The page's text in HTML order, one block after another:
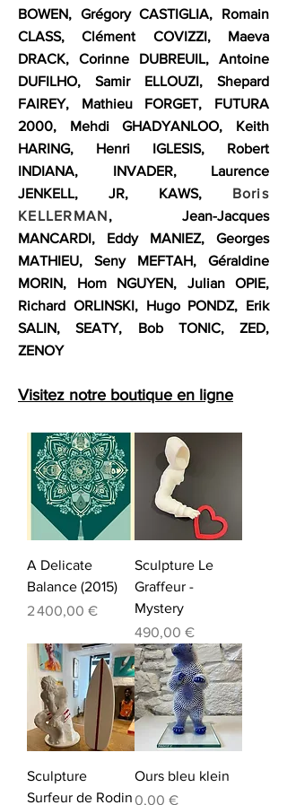
BOWEN, Grégory CASTIGLIA, Romain
CLASS,Clément COVIZZI, Maeva
DRACK, Corinne DUBREUIL, Antoine
DUFILHO, Samir ELLOUZI, Shepard
FAIREY, Mathieu FORGET, FUTURA
2000, Mehdi GHADYANLOO, Keith
HARING, Henri IGLESIS, Robert
INDIANA, INVADER, Laurence
JENKELL, JR, KAWS, Boris
KELLERMAN, Jean-Jacques
MANCARDI, Eddy MANIEZ, Georges
MATHIEU, Seny MEFTAH, Géraldine
MORIN, Hom NGUYEN, Julian OPIE,
Richard ORLINSKI, Hugo PONDZ, Erik
SALIN,SEATY, Bob TONIC, ZED,
ZENOY
Visitez notre boutique en ligne
A Delicate
Balance (2015)
Prix
2 400,00 €
Sculpture Le
Graffeur -
Mystery
Prix
490,00 €
Sculpture
Surfeur de Rodin
Ours bleu klein
Prix
0,00 €